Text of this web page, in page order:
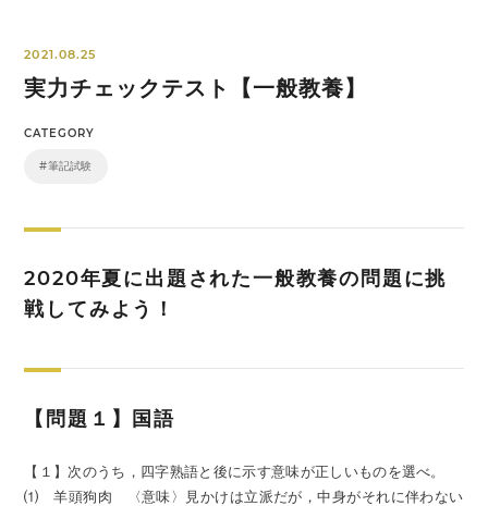
2021.08.25
実力チェックテスト【一般教養】
CATEGORY
#筆記試験
2020年夏に出題された一般教養の問題に挑
戦してみよう！
【問題１】国語
【１】次のうち，四字熟語と後に示す意味が正しいものを選べ。
⑴ 羊頭狗肉 〈意味〉見かけは立派だが，中身がそれに伴わない